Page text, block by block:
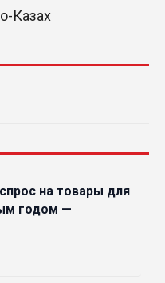
Казах
на товары для
годом —